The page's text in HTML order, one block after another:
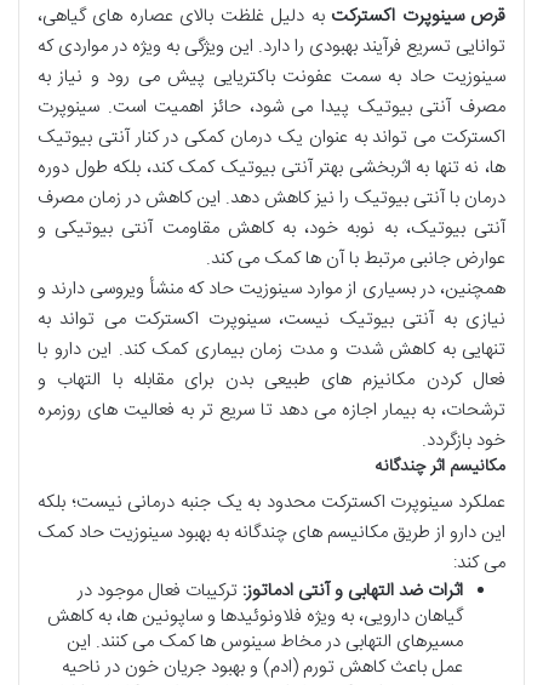
قرص سینوپرت اکسترکت به دلیل غلظت بالای عصاره های گیاهی،
توانایی تسریع فرآیند بهبودی را دارد. این ویژگی به ویژه در مواردی که
سینوزیت حاد به سمت عفونت باکتریایی پیش می رود و نیاز به
مصرف آنتی بیوتیک پیدا می شود، حائز اهمیت است. سینوپرت
اکسترکت می تواند به عنوان یک درمان کمکی در کنار آنتی بیوتیک
ها، نه تنها به اثربخشی بهتر آنتی بیوتیک کمک کند، بلکه طول دوره
درمان با آنتی بیوتیک را نیز کاهش دهد. این کاهش در زمان مصرف
آنتی بیوتیک، به نوبه خود، به کاهش مقاومت آنتی بیوتیکی و
عوارض جانبی مرتبط با آن ها کمک می کند.
همچنین، در بسیاری از موارد سینوزیت حاد که منشأ ویروسی دارند و
نیازی به آنتی بیوتیک نیست، سینوپرت اکسترکت می تواند به
تنهایی به کاهش شدت و مدت زمان بیماری کمک کند. این دارو با
فعال کردن مکانیزم های طبیعی بدن برای مقابله با التهاب و
ترشحات، به بیمار اجازه می دهد تا سریع تر به فعالیت های روزمره
خود بازگردد.
مکانیسم اثر چندگانه
عملکرد سینوپرت اکسترکت محدود به یک جنبه درمانی نیست؛ بلکه
این دارو از طریق مکانیسم های چندگانه به بهبود سینوزیت حاد کمک
می کند:
اثرات ضد التهابی و آنتی ادماتوز: ترکیبات فعال موجود در
گیاهان دارویی، به ویژه فلاونوئیدها و ساپونین ها، به کاهش
مسیرهای التهابی در مخاط سینوس ها کمک می کنند. این
عمل باعث کاهش تورم (ادم) و بهبود جریان خون در ناحیه